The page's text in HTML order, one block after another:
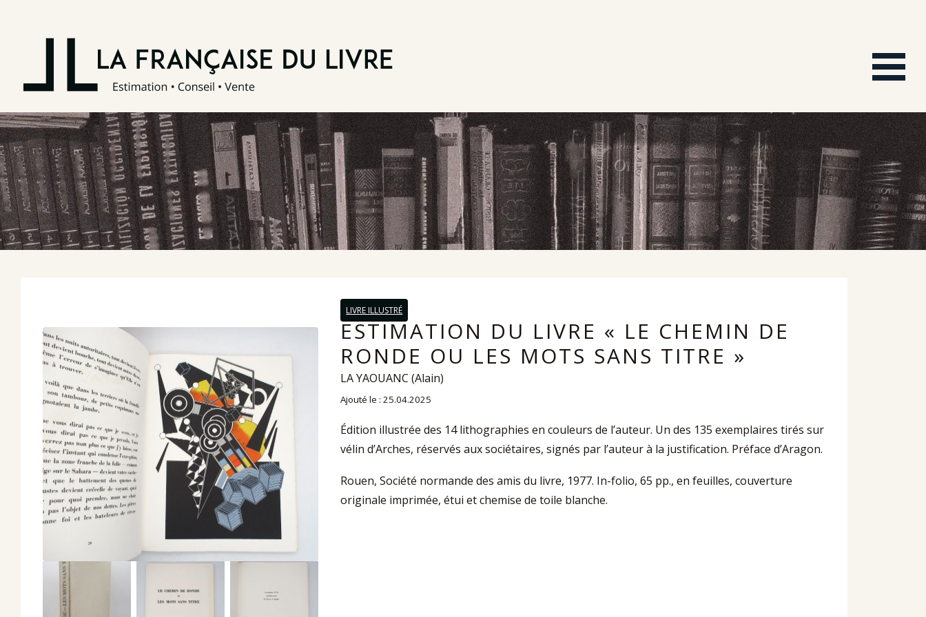
LIVRE ILLUSTRÉ
ESTIMATION DU LIVRE « LE CHEMIN DE
RONDE OU LES MOTS SANS TITRE »
LA YAOUANC (Alain)
Ajouté le : 25.04.2025
Édition illustrée des 14 lithographies en couleurs de l’auteur. Un des 135 exemplaires tirés sur
vélin d’Arches, réservés aux sociétaires, signés par l’auteur à la justification. Préface d’Aragon.
Rouen, Société normande des amis du livre, 1977. In-folio, 65 pp., en feuilles, couverture
originale imprimée, étui et chemise de toile blanche.